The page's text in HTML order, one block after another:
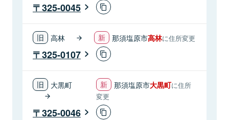
325-0045
高林 那須塩原市高林に住所変更
325-0107
大黒町 那須塩原市大黒町に住所
変更
325-0046